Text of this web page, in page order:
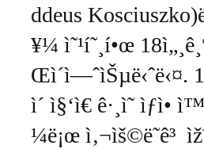
ddeus
¥¼ ì˜¹í˜¸í•œ
Œì´ì—ˆìŠµë‹ˆë‹¤.
ì´ ì§‘ì€ ê·¸ì˜
¼ë¡œ ì‚¬ìš©ë˜ê³